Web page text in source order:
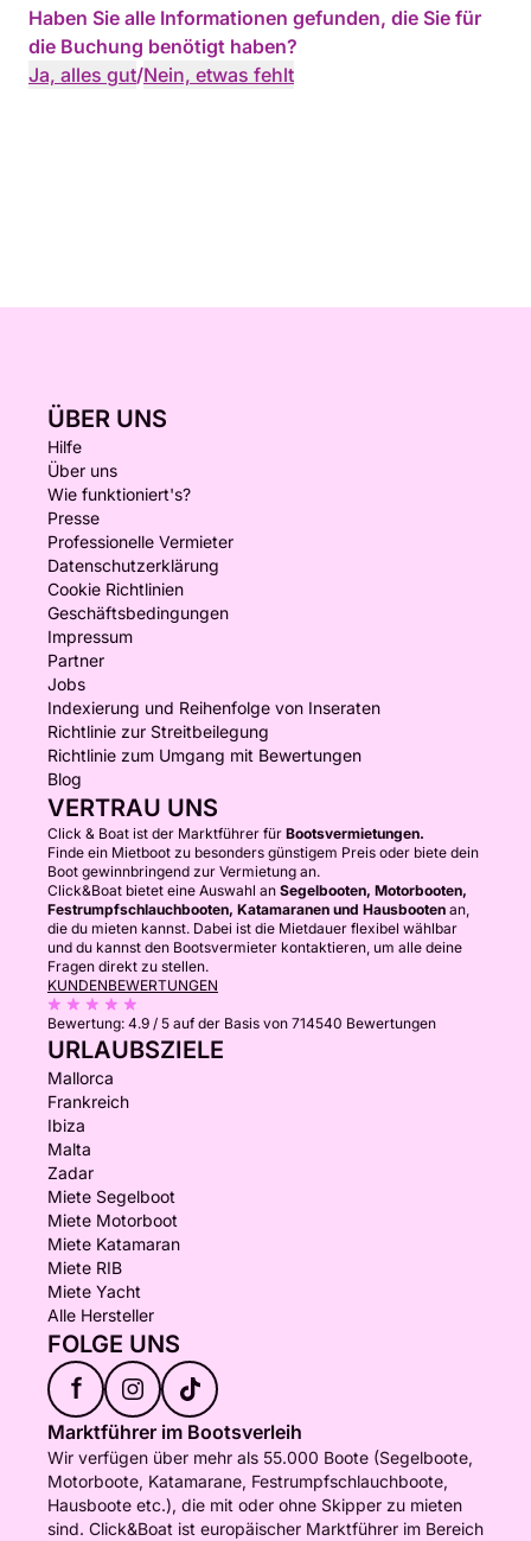
Haben Sie alle Informationen gefunden, die Sie für
die Buchung benötigt haben?
Ja, alles gut/Nein, etwas fehlt
ÜBER UNS
Hilfe
Über uns
Wie funktioniert's?
Presse
Professionelle Vermieter
Datenschutzerklärung
Cookie Richtlinien
Geschäftsbedingungen
Impressum
Partner
Jobs
Indexierung und Reihenfolge von Inseraten
Richtlinie zur Streitbeilegung
Richtlinie zum Umgang mit Bewertungen
Blog
VERTRAU UNS
Click & Boat ist der Marktführer für Bootsvermietungen.
Finde ein Mietboot zu besonders günstigem Preis oder biete dein
Boot gewinnbringend zur Vermietung an.
Click&Boat bietet eine Auswahl an Segelbooten, Motorbooten,
Festrumpfschlauchbooten, Katamaranen und Hausbooten an,
die du mieten kannst. Dabei ist die Mietdauer flexibel wählbar
und du kannst den Bootsvermieter kontaktieren, um alle deine
Fragen direkt zu stellen.
KUNDENBEWERTUNGEN
Bewertung: 4.9 / 5 auf der Basis von 714540 Bewertungen
URLAUBSZIELE
Mallorca
Frankreich
Ibiza
Malta
Zadar
Miete Segelboot
Miete Motorboot
Miete Katamaran
Miete RIB
Miete Yacht
Alle Hersteller
FOLGE UNS
f
Marktführer im Bootsverleih
Wir verfügen über mehr als 55.000 Boote (Segelboote,
Motorboote, Katamarane, Festrumpfschlauchboote,
Hausboote etc.), die mit oder ohne Skipper zu mieten
sind. Click&Boat ist europäischer Marktführer im Bereich